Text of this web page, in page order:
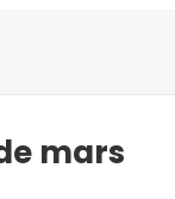
mars